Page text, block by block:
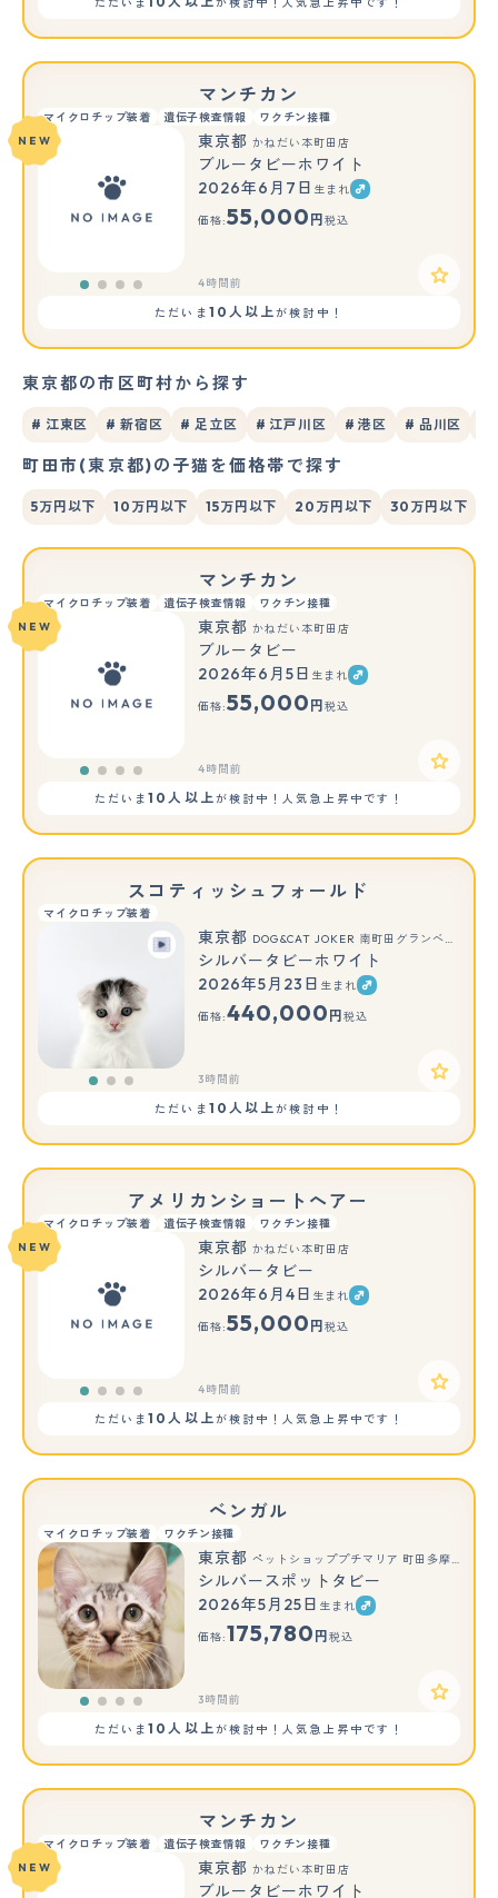
ただいま が検討中！人気急上昇中です！
マンチカン
マイクロチップ装着 遺伝子検査情報
ワクチン接種
NEW
東京都 かねだい本町田店
ブルータビーホワイト
2026年6月7日 生まれ
価格:55,000 円 税込
4時間前
ただいま 10人以上が検討中！
東京都の市区町村から探す
# 江東区 # 新宿区 # 足立区 # 江戸川区 # 港区 # 品川区
町田市(東京都)の子猫を価格帯で探す
5万円以下 10万円以下 15万円以下 20万円以下 30万円以下
マンチカン
マイクロチップ装着 遺伝子検査情報
ワクチン接種
NEW
東京都 かねだい本町田店
ブルータビー
2026年6月5日 生まれ
価格:55,000 円 税込
4時間前
ただいま10人以上が検討中！人気急上昇中です！
スコティッシュフォールド
マイクロチップ装着
もっと見る
東京都 DOG&CAT JOKER 南町田グランベリーパーク店
シルバータビーホワイト
2026年5月23日 生まれ
価格:440,000 円 税込
3時間前
ただいま 10人以上が検討中！
アメリカンショートヘアー
マイクロチップ装着 遺伝子検査情報
ワクチン接種
NEW
東京都 かねだい本町田店
シルバータビー
2026年6月4日 生まれ
価格:55,000 円 税込
4時間前
ただいま10人以上が検討中！人気急上昇中です！
ベンガル
マイクロチップ装着 ワクチン接種
東京都 ペットショッププチマリア 町田多摩境店
シルバースポットタビー
2026年5月25日 生まれ
価格:175,780 円 税込
3時間前
ただいま10人以上が検討中！人気急上昇中です！
マンチカン
マイクロチップ装着 遺伝子検査情報
ワクチン接種
NEW
東京都 かねだい本町田店
ブルータビーホワイト